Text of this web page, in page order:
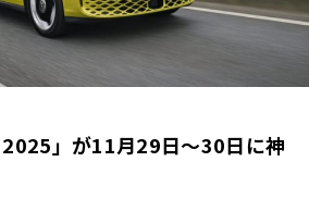
2025」が11月29日～30日に神